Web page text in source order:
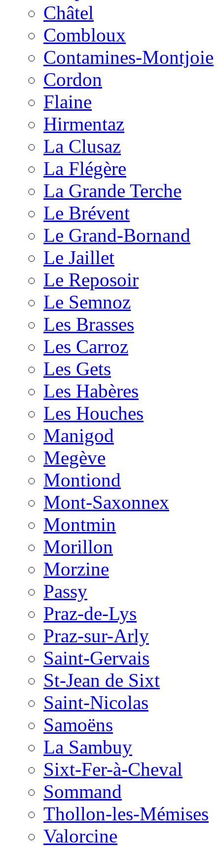
Châtel
Combloux
Contamines-Montjoie
Cordon
Flaine
Hirmentaz
La Clusaz
La Flégère
La Grande Terche
Le Brévent
Le Grand-Bornand
Le Jaillet
Le Reposoir
Le Semnoz
Les Brasses
Les Carroz
Les Gets
Les Habères
Les Houches
Manigod
Megève
Montiond
Mont-Saxonnex
Montmin
Morillon
Morzine
Passy
Praz-de-Lys
Praz-sur-Arly
Saint-Gervais
St-Jean de Sixt
Saint-Nicolas
Samoëns
La Sambuy
Sixt-Fer-à-Cheval
Sommand
Thollon-les-Mémises
Valorcine